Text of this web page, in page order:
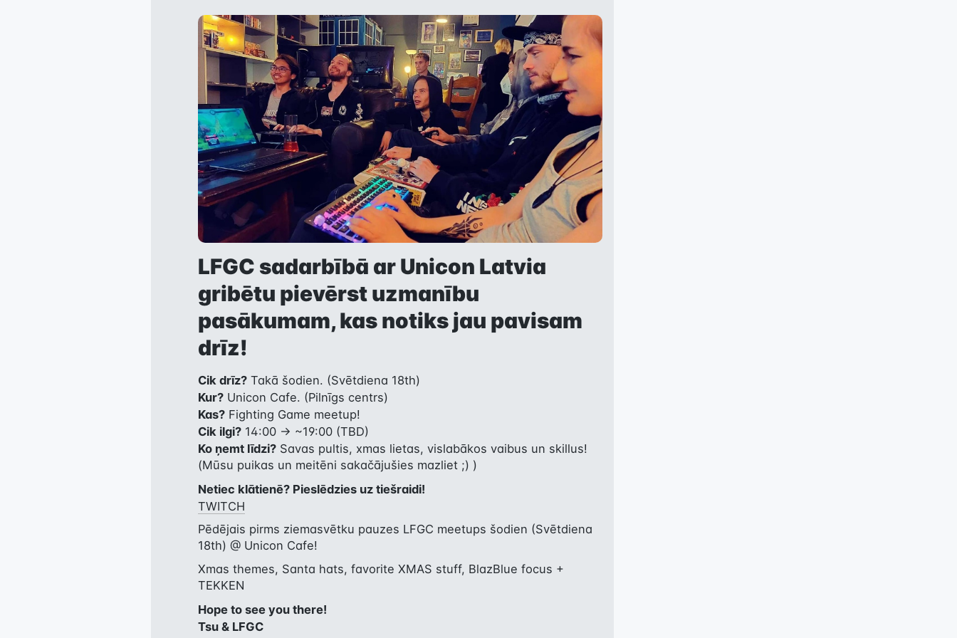
LFGC sadarbībā ar Unicon Latvia
gribētu pievērst uzmanību
pasākumam, kas notiks jau pavisam
drīz!
Cik drīz?
Kur?
Kas?
Cik ilgi?
Ko ņemt līdzi? Savas pultis, xmas lietas, vislabākos vaibus un skillus!
(Mūsu puikas un meitēni sakačājušies mazliet ;) )
Netiec klātienē? Pieslēdzies uz tiešraidi!
TWITCH
Pēdējais pirms ziemasvētku pauzes LFGC meetups šodien (Svētdiena
18th) @ Unicon Cafe!
Xmas themes, Santa hats, favorite XMAS stuff, BlazBlue focus +
TEKKEN
Hope to see you there!
Tsu & LFGC